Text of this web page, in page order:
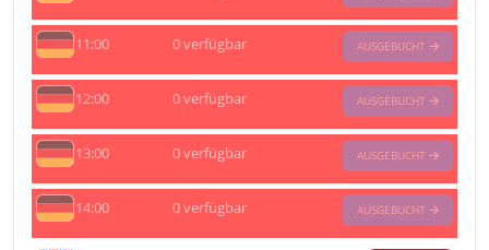
11:00 0verfügbar AUSGEBUCHT
12:00 0verfügbar AUSGEBUCHT
13:00 0verfügbar AUSGEBUCHT
14:00 0verfügbar AUSGEBUCHT